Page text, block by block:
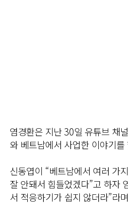
염경환은 지난 30일 유튜브 채
와 베트남에서 사업한 이야기를
신동엽이 “베트남에서 여러 가
잘 안돼서 힘들었겠다”고 하자
서 적응하기가 쉽지 않더라”라